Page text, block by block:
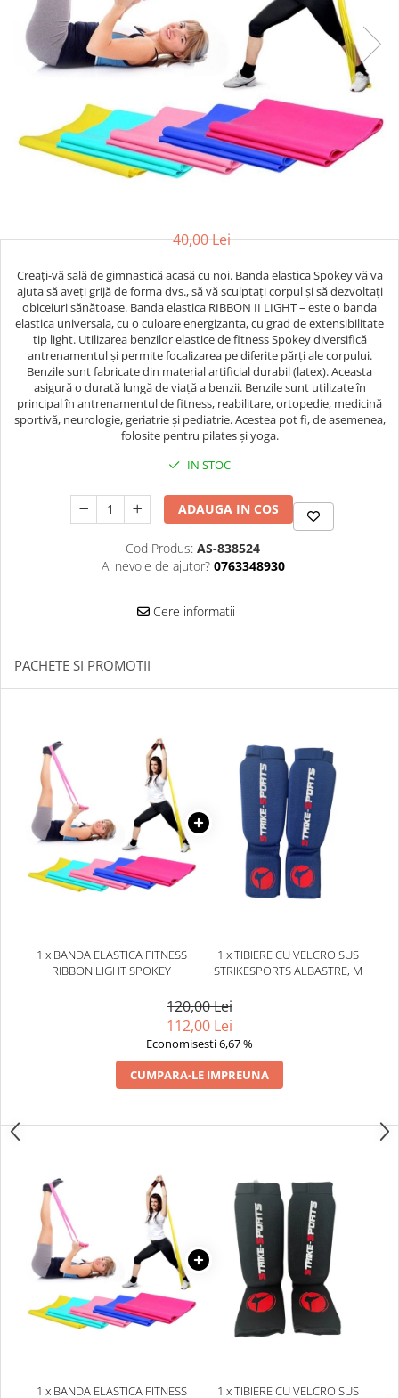
Saci/Dispozitive cu baza
Saci box uppercut/clepsidra
Saci box gonflabili
Minge/Para cu dubla fixare
Platforma/Para box
Perne/Echipamente perete
ArteMartiale/Karate/Kickboxing
Martiale/Karate/Kickboxing
Centuri Arte Martiale/Karate
Arme Arte Martiale
Accesorii/Diverse
Bandaje/Fese/Manusi protectie
Palmare/Perne
Antrenament/Manechini
Palmare/Palete Box/Arte Martiale
Manechini Arte Martiale
Echipament Antrenori
Imbracaminte sport
Sorturi Kickboxing / MMA
Sepci / Caciuli
Echipament compresie
Proteze/Protectii dentare
Lupte/Wrestling
Incaltaminte
Dresuri/Echipament
Accesorii Lupte/Wrestling
Suprafete de lupta/Dotari sala
Suprafete de Lupta/Antrenament
Shakere
Suplimente pt Masa Musculara
Medicina Sportiva/Recuperare
Accesorii Fitness
Funii/Franghii Antrenament
Imbracaminte pt Fitness
Biciclete/Spinning
Corzi/Benzi Elastice/Expandere
40,00 Lei
Creați-vă sală de gimnastică acasă cu noi. Banda elastica Spokey vă va
ajuta să aveți grijă de forma dvs., să vă sculptați corpul și să dezvoltați
obiceiuri sănătoase. Banda elastica RIBBON II LIGHT – este o banda
elastica universala, cu o culoare energizanta, cu grad de extensibilitate
tip light. Utilizarea benzilor elastice de fitness Spokey diversifică
antrenamentul și permite focalizarea pe diferite părți ale corpului.
Benzile sunt fabricate din material artificial durabil (latex). Aceasta
asigură o durată lungă de viață a benzii. Benzile sunt utilizate în
principal în antrenamentul de fitness, reabilitare, ortopedie, medicină
sportivă, neurologie, geriatrie și pediatrie. Acestea pot fi, de asemenea,
folosite pentru pilates și yoga.
IN STOC
ADAUGA IN COS
Cod Produs: AS-838524
Ai nevoie de ajutor? 0763348930
Cere informatii
PACHETE SI PROMOTII
1 x BANDA ELASTICA FITNESS
RIBBON LIGHT SPOKEY
1 x TIBIERE CU VELCRO SUS
STRIKESPORTS ALBASTRE, M
120,00 Lei
112,00 Lei
Economisesti 6,67 %
CUMPARA-LE IMPREUNA
1 x BANDA ELASTICA FITNESS
1 x TIBIERE CU VELCRO SUS